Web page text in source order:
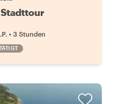
• 3 Stunden